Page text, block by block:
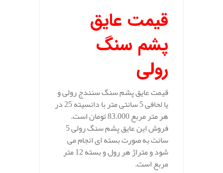
قیمت عایق
پشم سنگ
رولی
قیمت عایق پشم سنگ سنندج رولی و
یا لحافی 5 سانتی متر با دانسیته 25 در
هر متر مربع 83.000 تومان است.
فروش این عایق پشم سنگ رولی 5
سانت به صورت بسته ای انجام می
شود و متراژ هر رول و بسته 12 متر
مربع است.